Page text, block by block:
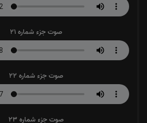
صوت جزء شماره 21
صوت جزء شماره 22
صوت جزء شماره 23